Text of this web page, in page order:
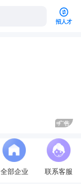
招人才
广告
全部企业 联系客服
城东街道2026年公益性岗位招聘公告